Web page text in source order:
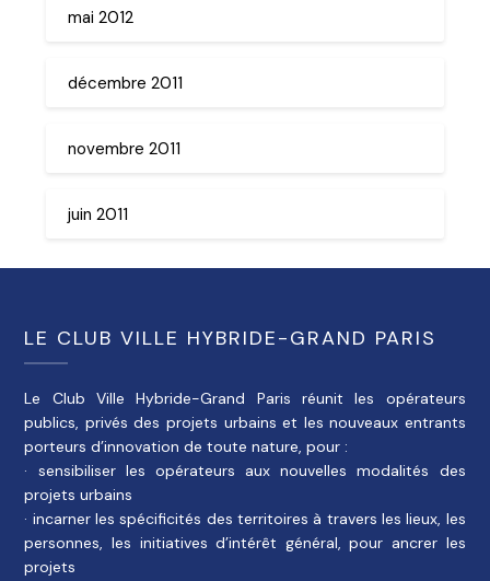
mai 2012
décembre 2011
novembre 2011
juin 2011
LE CLUB VILLE HYBRIDE-GRAND PARIS
Le Club Ville Hybride-Grand Paris réunit les opérateurs
publics, privés des projets urbains et les nouveaux entrants
porteurs d’innovation de toute nature, pour :
· sensibiliser les opérateurs aux nouvelles modalités des
projets urbains
· incarner les spécificités des territoires à travers les lieux, les
personnes, les initiatives d’intérêt général, pour ancrer les
projets